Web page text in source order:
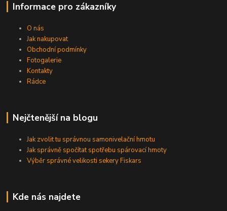
Informace pro zákazníky
O nás
Jak nakupovat
Obchodní podmínky
Fotogalerie
Kontakty
Rádce
Nejčtenější na blogu
Jak zvolit tu správnou samonivelační hmotu
Jak správně spočítat spotřebu spárovací hmoty
Výběr správné velikosti sekery Fiskars
Kde nás najdete